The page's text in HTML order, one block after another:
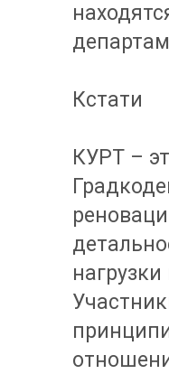
Кстати
КУРТ –